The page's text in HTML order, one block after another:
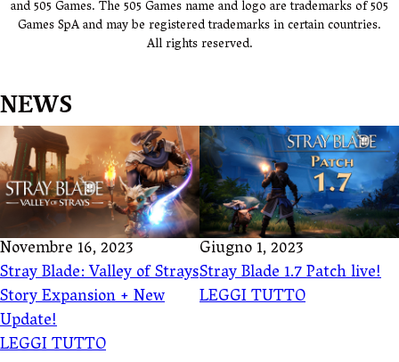
and 505 Games. The 505 Games name and logo are trademarks of 505
Games SpA and may be registered trademarks in certain countries.
All rights reserved.
NEWS
Novembre 16, 2023
Stray Blade: Valley of Strays
Story Expansion + New
Update!
LEGGI TUTTO
Giugno 1, 2023
Stray Blade 1.7 Patch live!
LEGGI TUTTO